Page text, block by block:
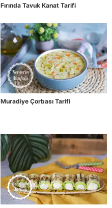
Fırında Tavuk Kanat Tarifi
Muradiye Çorbası Tarifi